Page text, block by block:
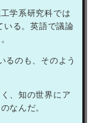
学系研究科では
いる。英語で議論
るのも、そのよう
、知の世界にア
なんだ。